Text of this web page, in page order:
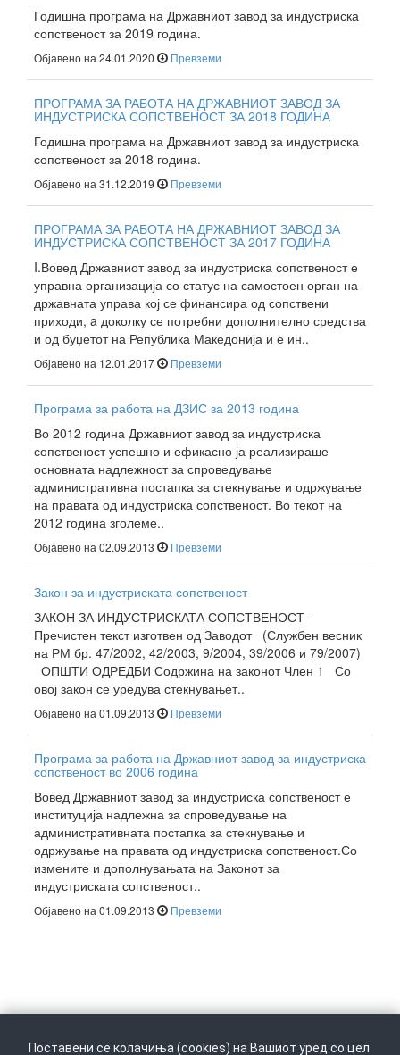
Годишна програма на Државниот завод за индустриска
сопственост за 2019 година.
Објавено на 24.01.2020 Превземи
ПРОГРАМА ЗА РАБОТА НА ДРЖАВНИОТ ЗАВОД ЗА
ИНДУСТРИСКА СОПСТВЕНОСТ ЗА 2018 ГОДИНА
Годишна програма на Државниот завод за индустриска
сопственост за 2018 година.
Објавено на 31.12.2019 Превземи
ПРОГРАМА ЗА РАБОТА НА ДРЖАВНИОТ ЗАВОД ЗА
ИНДУСТРИСКА СОПСТВЕНОСТ ЗА 2017 ГОДИНА
I.Вовед Државниот завод за индустриска сопственост е
управна организација со статус на самостоен орган на
државната управа кој се финансира од сопствени
приходи, a доколку се потребни дополнително средства
и од буџетот на Република Македонија и е ин..
Објавено на 12.01.2017 Превземи
Програма за работа на ДЗИС за 2013 година
Во 2012 година Државниот завод за индустриска
сопственост успешно и ефикасно ја реализираше
основната надлежност за спроведување
административна постапка за стекнување и одржување
на правата од индустриска сопственост. Во текот на
2012 година зголеме..
Објавено на 02.09.2013 Превземи
Закон за индустриската сопственост
ЗАКОН ЗА ИНДУСТРИСКАТА СОПСТВЕНОСТ-
Пречистен текст изготвен од Заводот (Службен весник
на РМ бр. 47/2002, 42/2003, 9/2004, 39/2006 и 79/2007)
ОПШТИ ОДРЕДБИ Содржина на законот Член 1 Со
овој закон се уредува стекнувањет..
Објавено на 01.09.2013 Превземи
Програма за работа на Државниот завод за индустриска
сопственост во 2006 година
Вовед Државниот завод за индустриска сопственост е
институција надлежна за спроведување на
административната постапка за стекнување и
одржување на правата од индустриска сопственост.Со
измените и дополнувањата на Законот за
индустриската сопственост..
Објавено на 01.09.2013 Превземи
Поставени се колачиња (cookies) на Вашиот уред со цел